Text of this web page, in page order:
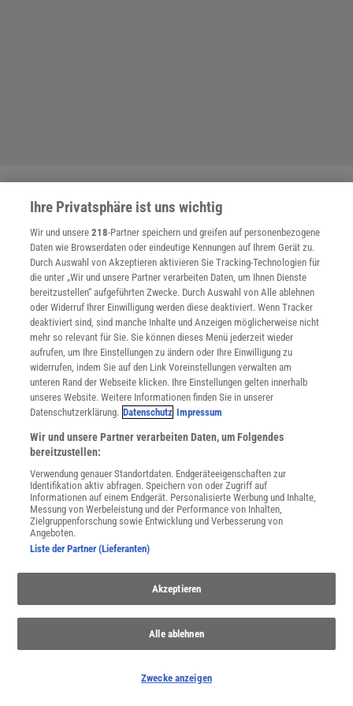
PARTNERINHALTE
Anzeige
NACH OBEN
Für Sie im Spektrum-Shop und am Kiosk:
WEITERE NEUERSCHEINUNGEN SPEKTRUM SHOP
Ihre Privatsphäre ist uns wichtig
Wir und unsere218-Partner speichern und greifen auf personenbezogene
Daten wie Browserdaten oder eindeutige Kennungen auf Ihrem Gerät zu.
Durch Auswahl von Akzeptieren aktivieren Sie Tracking-Technologien für
die unter „Wir und unsere Partner verarbeiten Daten, um Ihnen Dienste
bereitzustellen“ aufgeführten Zwecke. Durch Auswahl von Alle ablehnen
oder Widerruf Ihrer Einwilligung werden diese deaktiviert. Wenn Tracker
deaktiviert sind, sind manche Inhalte und Anzeigen möglicherweise nicht
mehr so relevant für Sie. Sie können dieses Menü jederzeit wieder
aufrufen, um Ihre Einstellungen zu ändern oder Ihre Einwilligung zu
widerrufen, indem Sie auf den Link Voreinstellungen verwalten am
unteren Rand der Webseite klicken. Ihre Einstellungen gelten innerhalb
unseres Website. Weitere Informationen finden Sie in unserer
Datenschutzerklärung. Datenschutz Impressum
Wir und unsere Partner verarbeiten Daten, um Folgendes
bereitzustellen:
Verwendung genauer Standortdaten. Endgeräteeigenschaften zur
Identifikation aktiv abfragen. Speichern von oder Zugriff auf
Informationen auf einem Endgerät. Personalisierte Werbung und Inhalte,
Messung von Werbeleistung und der Performance von Inhalten,
Zielgruppenforschung sowie Entwicklung und Verbesserung von
Angeboten.
Liste der Partner (Lieferanten)
Akzeptieren
Alle ablehnen
Zwecke anzeigen